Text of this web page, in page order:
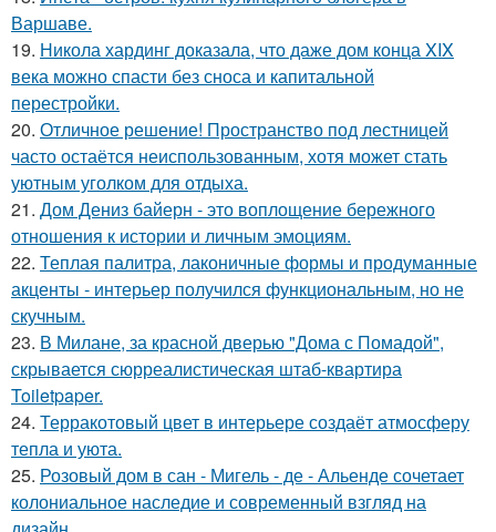
Варшаве.
19. Никола хардинг доказала, что даже дом конца XIX
века можно спасти без сноса и капитальной
перестройки.
20. Отличное решение! Пространство под лестницей
часто остаётся неиспользованным, хотя может стать
уютным уголком для отдыха.
21. Дом Дениз байерн - это воплощение бережного
отношения к истории и личным эмоциям.
22. Теплая палитра, лаконичные формы и продуманные
акценты - интерьер получился функциональным, но не
скучным.
23. В Милане, за красной дверью "Дома с Помадой",
скрывается сюрреалистическая штаб-квартира
Toiletpaper.
24. Терракотовый цвет в интерьере создаёт атмосферу
тепла и уюта.
25. Розовый дом в сан - Мигель - де - Альенде сочетает
колониальное наследие и современный взгляд на